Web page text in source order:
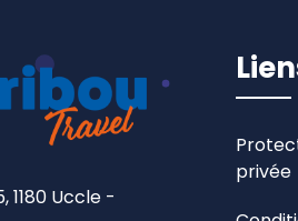
1180 Uccle -
privée